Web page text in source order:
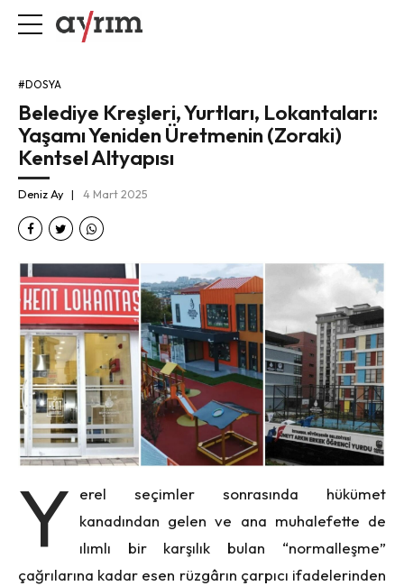
#DOSYA
Belediye Kreşleri, Yurtları, Lokantaları:
Yaşamı Yeniden Üretmenin (Zoraki)
Kentsel Altyapısı
Deniz Ay 4 Mart 2025
Y
erel seçimler sonrasında hükümet
kanadından gelen ve ana muhalefette de
ılımlı bir karşılık bulan “normalleşme”
çağrılarına kadar esen rüzgârın çarpıcı ifadelerinden